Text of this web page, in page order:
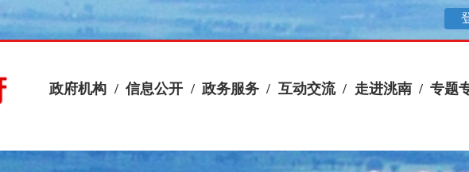
政府机构 / 信息公开 / 政务服务 / 互动交流 / 走进洮南 / 专题